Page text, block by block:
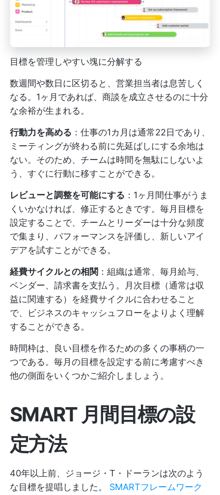
目標を管理しやすい塊に分解する
数週間や数日に区切ると、営業担当者は息苦しく
なる。1ヶ月であれば、商談を成立させるのに十分
な余裕が生まれる。
行動力を高める ：仕事の1カ月は通常22日であり、
ミーティングが終わる前に先延ばしにする余地は
ない。そのため、チームは時間を無駄にしないよ
う、すぐに行動に移すことができる。
レビューと調整を可能にする ：1ヶ月間仕事がうま
くいかなければ、修正するときです。毎月目標を
設定することで、チームとリーダーは十分な頻度
で集まり、パフォーマンスを評価し、新しいアイ
デアを試すことができる。
経費サイクルとの相関 ：組織は通常、毎月給与、
ベンダー、請求書を支払う。月次目標（通常は収
益に関連する）を経費サイクルに合わせること
で、ビジネスのキャッシュフローをよりよく理解
することができる。
時間枠は、良い目標を作るための多くの事柄の一
つである。毎月の目標を設定する前に考慮すべき
他の側面をいくつかご紹介しましょう。
SMART 月間目標の設
定方法
40年以上前、ジョージ・T・ドーランは次のよう
な目標を提唱しました。 SMARTフレームワーク